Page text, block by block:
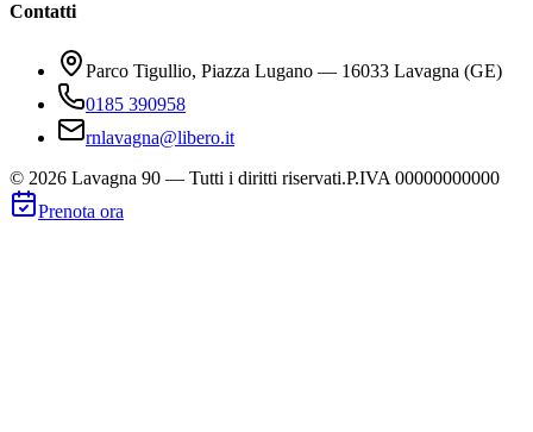
Contatti
Parco Tigullio, Piazza Lugano — 16033 Lavagna (GE)
0185 390958
rnlavagna@libero.it
© 2026 Lavagna 90 — Tutti i diritti riservati.P.IVA 00000000000
Prenota ora